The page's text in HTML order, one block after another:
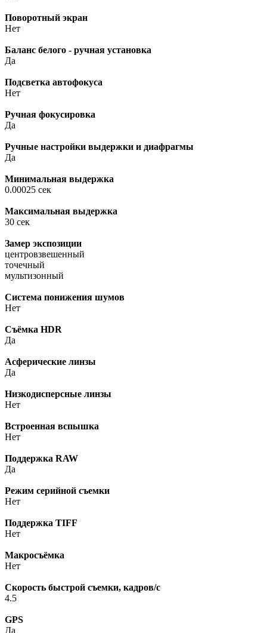
Поворотный экран
Нет
Баланс белого - ручная установка
Да
Подсветка автофокуса
Нет
Ручная фокусировка
Да
Ручные настройки выдержки и диафрагмы
Да
Минимальная выдержка
0.00025 сек
Максимальная выдержка
30 сек
Замер экспозиции
центровзвешенный
точечный
мультизонный
Система понижения шумов
Нет
Cъёмка HDR
Да
Асферические линзы
Да
Низкодисперсные линзы
Нет
Встроенная вспышка
Нет
Поддержка RAW
Да
Режим серийной съемки
Нет
Поддержка TIFF
Нет
Макросъёмка
Нет
Скорость быстрой съемки, кадров/с
4.5
GPS
Да